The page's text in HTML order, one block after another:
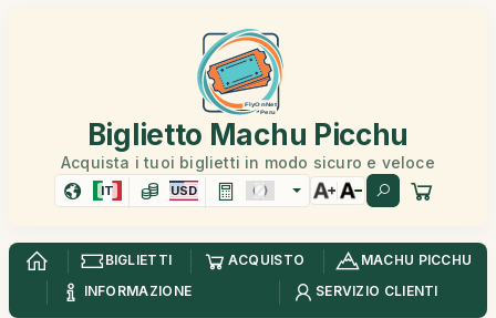
Biglietto Machu Picchu
Acquista i tuoi biglietti in modo sicuro e veloce
IT USD
BIGLIETTI ACQUISTO
MACHU PICCHU
INFORMAZIONE
SERVIZIO CLIENTI